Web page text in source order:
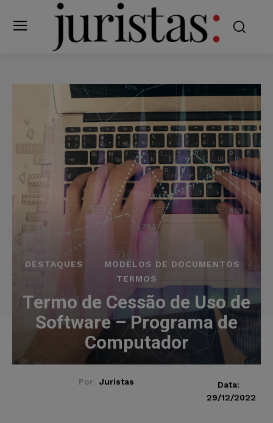
DESTAQUES
MODELOS DE DOCUMENTOS
TERMOS
Termo de Cessão de Uso de
Software – Programa de
Computador
Por Juristas
Data:
29/12/2022